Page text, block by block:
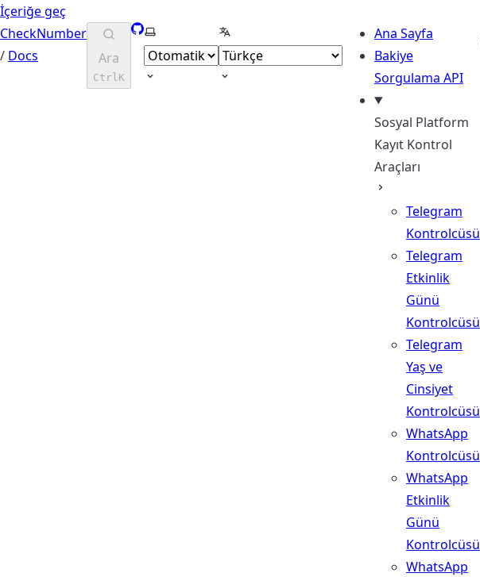
İçeriğe geç
CheckNumber
/ Docs Ara
CtrlK
GitHub
Tema seç Dil seçin
Ana Sayfa
Bakiye
Sorgulama API
Sosyal Platform
Kayıt Kontrol
Araçları
Telegram
Kontrolcüsü
Telegram
Etkinlik
Günü
Kontrolcüsü
Telegram
Yaş ve
Cinsiyet
Kontrolcüsü
WhatsApp
Kontrolcüsü
WhatsApp
Etkinlik
Günü
Kontrolcüsü
WhatsApp